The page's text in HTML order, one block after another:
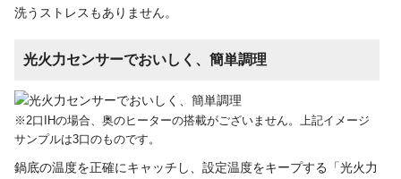
洗うストレスもありません。
光火力センサーでおいしく、簡単調理
※2口IHの場合、奥のヒーターの搭載がございません。上記イメージ
サンプルは3口のものです。
鍋底の温度を正確にキャッチし、設定温度をキープする「光火力